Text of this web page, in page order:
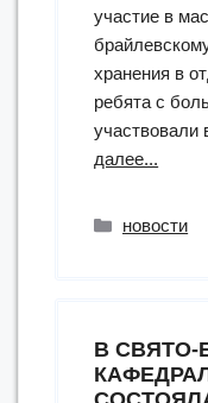
участие в
хранения в
ребята с
участвовали
далее...
Рубрики
новости
В СВЯТО-